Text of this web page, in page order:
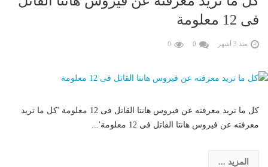
فى 12 معلومة
منذ 3 أشهر 0
0
كل ما تريد معرفته عن فيروس هانتا القاتل فى 12 معلومة 'كل ما تريد
معرفته عن فيروس هانتا القاتل فى 12 معلومة'...
المزيد ...